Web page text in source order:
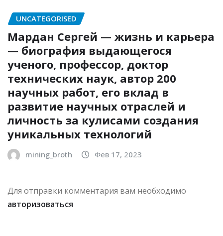
UNCATEGORISED
Мардан Сергей — жизнь и карьера
— биография выдающегося
ученого, профессор, доктор
технических наук, автор 200
научных работ, его вклад в
развитие научных отраслей и
личность за кулисами создания
уникальных технологий
mining_broth Фев 17, 2023
Для отправки комментария вам необходимо
авторизоваться